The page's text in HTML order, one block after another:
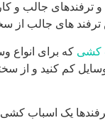
ترفندهای جالب و
این ترفند های جالب
کشی که برای انواع
کم کنید و از
ترفندها یک اسباب